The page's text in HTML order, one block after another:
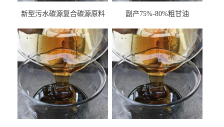
新型污水碳源复合碳源原料
副产75%-80%粗甘油